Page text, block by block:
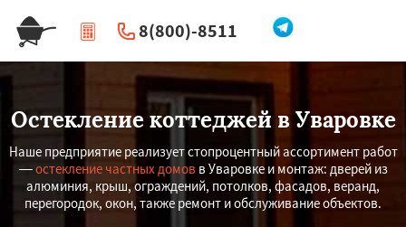
8(800)-8511
| Перезвоните мне
Остекление коттеджей в Уваровке
Наше предприятие реализует стопроцентный ассортимент работ
—остекление частных домов в Уваровке и монтаж: дверей из
алюминия, крыш, ограждений, потолков, фасадов, веранд,
перегородок, окон, также ремонт и обслуживание объектов.